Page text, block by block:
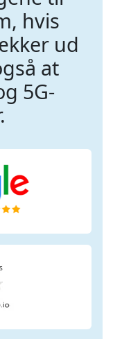
hvis
ud
at
5G-